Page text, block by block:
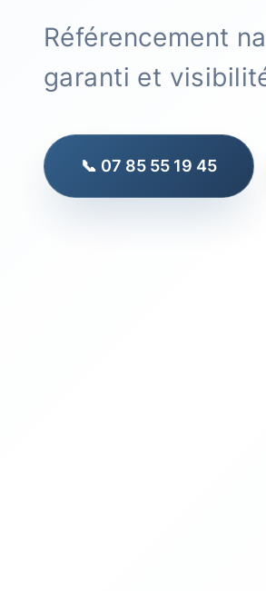
Référencement
garanti et
📞 07 85 55 19 45